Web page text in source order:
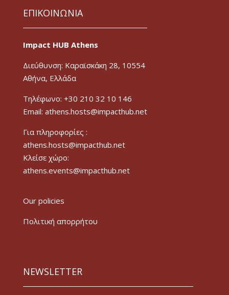
ΕΠΙΚΟΙΝΩΝΙΑ
Impact HUB Athens
Διεύθυνση: Καραϊσκάκη 28, 10554
Αθήνα, Ελλάδα
Τηλέφωνο: +30 210 32 10 146
Email: athens.hosts@impacthub.net
Για πληροφορίες :
athens.hosts@impacthub.net
Κλείσε χώρο:
athens.events@impacthub.net
Our policies
Πολιτική απορρήτου
NEWSLETTER